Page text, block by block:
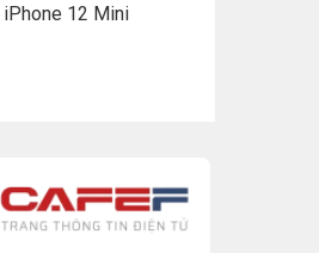
iPhone 12 Mini